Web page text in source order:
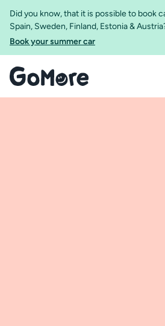
Did you know, that it is possible to book
Spain, Sweden, Finland, Estonia &
Book your summer car